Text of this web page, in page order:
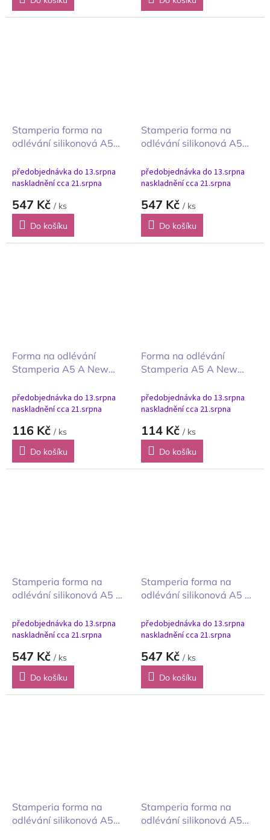
Stamperia forma na
odlévání silikonová A5
hodiny
předobjednávka do 13.srpna
naskladnění cca 21.srpna
547 Kč / ks
Do košíku
Stamperia forma na
odlévání silikonová A5
a hodiny
předobjednávka do 13.srpna
naskladnění cca 21.srpna
547 Kč / ks
Do košíku
Forma na odlévání
Stamperia A5 A New
předobjednávka do 13.srpna
naskladnění cca 21.srpna
116 Kč / ks
Do košíku
Forma na odlévání
Stamperia A5 A New
předobjednávka do 13.srpna
naskladnění cca 21.srpna
114 Kč / ks
Do košíku
Stamperia forma na
odlévání silikonová A5 A
začátek planety
předobjednávka do 13.srpna
naskladnění cca 21.srpna
547 Kč / ks
Do košíku
Stamperia forma na
odlévání silikonová A5 A
začátek dalekohled
předobjednávka do 13.srpna
naskladnění cca 21.srpna
547 Kč / ks
Do košíku
Stamperia forma na
odlévání silikonová A5
Stamperia forma na
odlévání silikonová A5